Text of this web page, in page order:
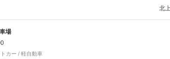
北
場
カー / 軽自動車